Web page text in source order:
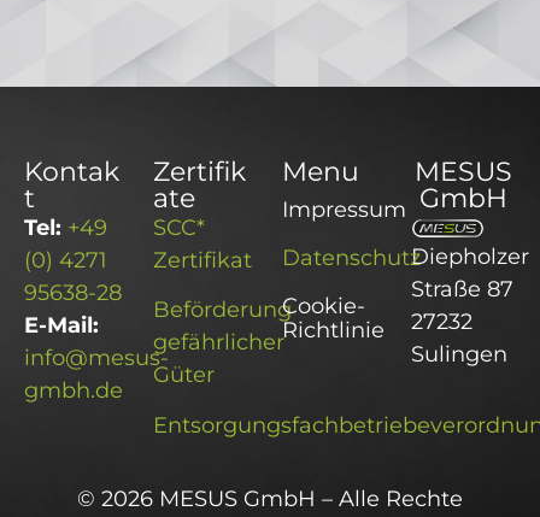
MESUS
GmbH
Diepholzer
Straße 87
27232
Sulingen
Kontak
t
Tel: +49
(0) 4271
95638-28
E-Mail:
info@mesus-
gmbh.de
Menu
Impressum
Datenschutz
Cookie-
Richtlinie
Zertifik
ate
SCC*
Zertifikat
Beförderung
gefährlicher
Güter
© 2026 MESUS GmbH – Alle Rechte